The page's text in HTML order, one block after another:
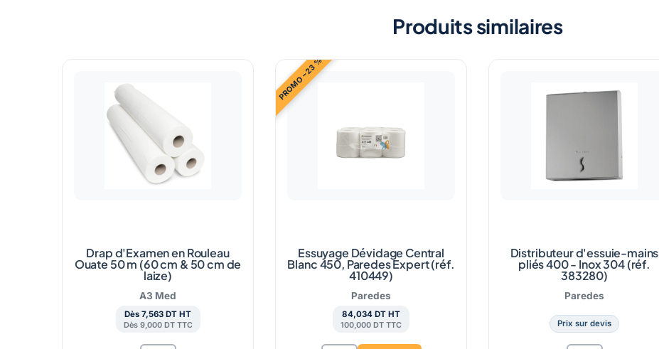
Produits similaires
Drap d'Examen en Rouleau
Ouate 50 m (60 cm & 50 cm de
laize)
A3 Med
Dès 7,563 DT HT
Dès 9,000 DT TTC
PROMO −23 %
Essuyage Dévidage Central
Blanc 450, Paredes Expert (réf.
410449)
Paredes
84,034 DT HT
100,000 DT TTC
Distributeur d'essuie-mains
pliés 400 - Inox 304 (réf.
383280)
Paredes
Prix sur devis